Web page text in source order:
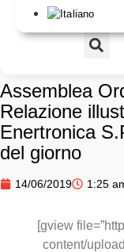
Assemblea
Relazione
Enertronica
del giorno
14/06/2019 1:25
[gview
content/